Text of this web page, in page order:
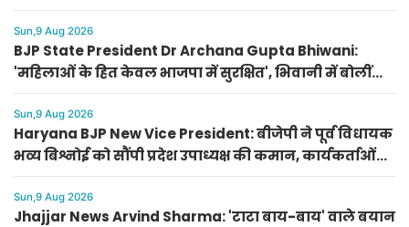
राशिफल
Sun,9 Aug 2026
BJP State President Dr Archana Gupta Bhiwani:
'महिलाओं के हित केवल भाजपा में सुरक्षित', भिवानी में बोलीं
भाजपा प्रदेशाध्यक्ष डॉ. अर्चना गुप्ता
Sun,9 Aug 2026
Haryana BJP New Vice President: बीजेपी ने पूर्व विधायक
भव्य बिश्नोई को सौंपी प्रदेश उपाध्यक्ष की कमान, कार्यकर्ताओं
का जताया आभार
Sun,9 Aug 2026
Jhajjar News Arvind Sharma: 'टाटा बाय-बाय' वाले बयान